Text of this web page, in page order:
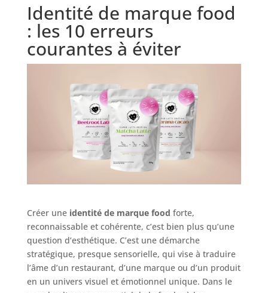
Identité de marque food
: les 10 erreurs
courantes à éviter
Créer une identité de marque food forte,
reconnaissable et cohérente, c’est bien plus qu’une
question d’esthétique. C’est une démarche
stratégique, presque sensorielle, qui vise à traduire
l’âme d’un restaurant, d’une marque ou d’un produit
en un univers visuel et émotionnel unique. Dans le